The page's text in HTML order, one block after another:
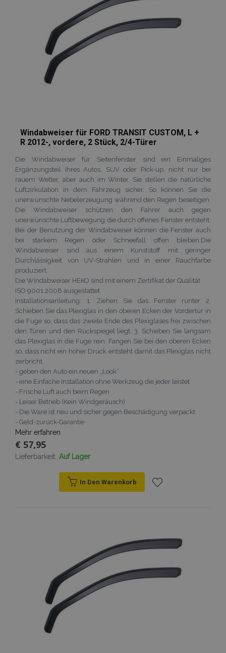
Windabweiser für FORD TRANSIT CUSTOM, L +
R 2012-, vordere, 2 Stück, 2/4-Türer
Die Windabweiser für Seitenfenster sind ein Einmaliges
Ergänzungsteil Ihres Autos, SUV oder Pick-up, nicht nur bei
rauem Wetter, aber auch im Winter. Sie stellen die natürliche
Luftzirkulation in dem Fahrzeug sicher. So können Sie die
unerwünschte Nebelerzeugung während den Regen beseitigen.
Die Windabweiser schützen den Fahrer auch gegen
unerwünschte Luftbewegung die durch offenes Fenster entsteht.
Bei der Benutzung der Windabweiser können die Fenster auch
bei starkem Regen oder Schneefall offen bleiben.Die
Windabweiser sind aus einem Kunststoff mit geringer
Durchlässigkeit von UV-Strahlen und in einer Rauchfarbe
produziert.
Die Windabweiser HEKO sind mit einem Zertifikat der Qualität
ISO 9001:2008 ausgestattet.
Installationsanleitung: 1. Ziehen Sie das Fenster runter 2.
Schieben Sie das Plexiglas in den oberen Ecken der Vordertür in
die Fuge so, dass das zweite Ende des Plexiglases frei zwischen
den Türen und den Rückspiegel liegt. 3. Schieben Sie langsam
das Plexiglas in die Fuge rein. Fangen Sie bei den oberen Ecken
so, dass nicht ein hoher Druck entsteht damit das Plexiglas nicht
zerbricht.
- geben den Auto ein neuen „Look“
- eine Einfache Installation ohne Werkzeug die jeder leistet
- Frische Luft auch beim Regen
- Leiser Betrieb (Kein Windgeräusch)
- Die Ware ist neu und sicher gegen Beschädigung verpackt
- Geld-zurück-Garantie
Mehr erfahren
€ 57,95
Lieferbarkeit: Auf Lager
In Den Warenkorb
hinzufügen